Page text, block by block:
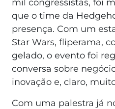
mil congressistas, foi
que o time da
presença. Com um
Star Wars, fliperama,
gelado, o evento foi
conversa sobre
inovação e, claro,
Com uma palestra já